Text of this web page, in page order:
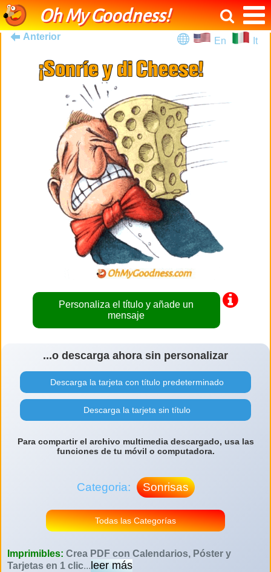
Oh My Goodness!
Anterior En It
Personaliza el título y añade un
mensaje
...o descarga ahora sin personalizar
Descarga la tarjeta con título predeterminado
Descarga la tarjeta sin título
Para compartir el archivo multimedia descargado, usa las
funciones de tu móvil o computadora.
Categoria: Sonrisas
Todas las Categorías
Imprimibles: Crea PDF con Calendarios, Póster y
Tarjetas en 1 clic...leer más